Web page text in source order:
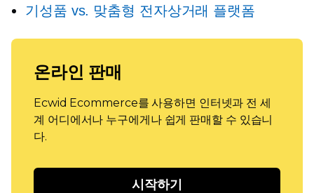
기성품 vs. 맞춤형 전자상거래 플랫폼
온라인 판매
Ecwid Ecommerce를 사용하면 인터넷과 전 세
계 어디에서나 누구에게나 쉽게 판매할 수 있습니
다.
시작하기